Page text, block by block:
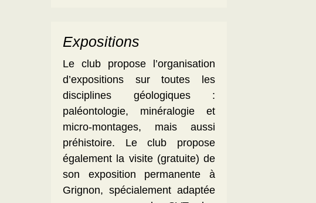
Expositions
Le club propose l’organisation
d’expositions sur toutes les
disciplines géologiques :
paléontologie, minéralogie et
micro-montages, mais aussi
préhistoire. Le club propose
également la visite (gratuite) de
son exposition permanente à
Grignon, spécialement adaptée